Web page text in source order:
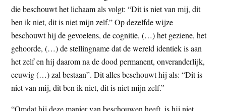
die beschouwt het lichaam als volgt: “Dit is niet van mij, dit
ben ik niet, dit is niet mijn zelf.” Op dezelfde wijze
beschouwt hij de gevoelens, de cognitie, (…) het geziene, het
gehoorde, (…) de stellingname dat de wereld identiek is aan
het zelf en hij daarom na de dood permanent, onveranderlijk,
eeuwig (…) zal bestaan”. Dit alles beschouwt hij als: “Dit is
niet van mij, dit ben ik niet, dit is niet mijn zelf.”
“Omdat hij deze manier van beschouwen heeft, is hij niet